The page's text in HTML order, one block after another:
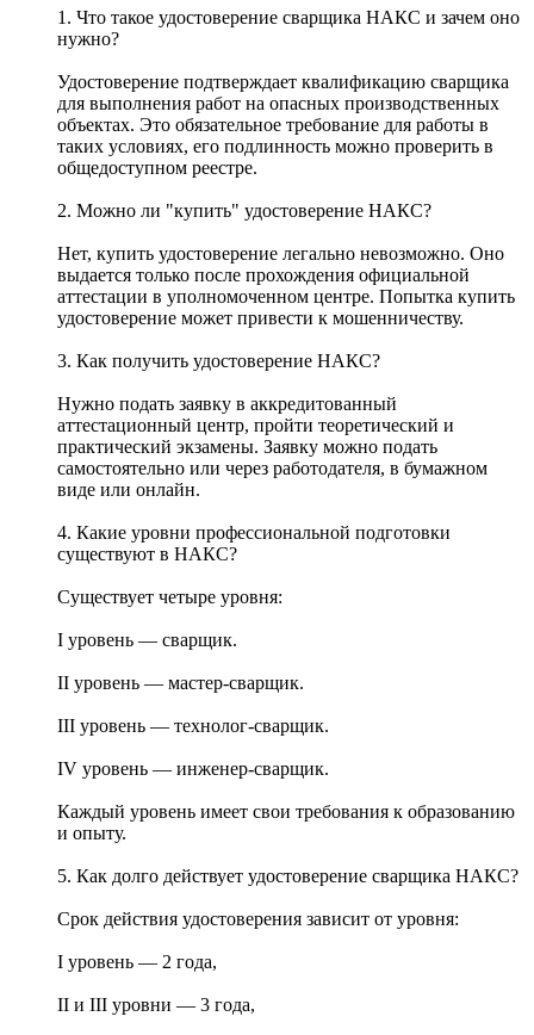
1. Что такое удостоверение сварщика НАКС и зачем оно
нужно?
Удостоверение подтверждает квалификацию сварщика
для выполнения работ на опасных производственных
объектах. Это обязательное требование для работы в
таких условиях, его подлинность можно проверить в
общедоступном реестре.
2. Можно ли "купить" удостоверение НАКС?
Нет, купить удостоверение легально невозможно. Оно
выдается только после прохождения официальной
аттестации в уполномоченном центре. Попытка купить
удостоверение может привести к мошенничеству.
3. Как получить удостоверение НАКС?
Нужно подать заявку в аккредитованный
аттестационный центр, пройти теоретический и
практический экзамены. Заявку можно подать
самостоятельно или через работодателя, в бумажном
виде или онлайн.
4. Какие уровни профессиональной подготовки
существуют в НАКС?
Существует четыре уровня:
I уровень — сварщик.
II уровень — мастер-сварщик.
III уровень — технолог-сварщик.
IV уровень — инженер-сварщик.
Каждый уровень имеет свои требования к образованию
и опыту.
5. Как долго действует удостоверение сварщика НАКС?
Срок действия удостоверения зависит от уровня:
I уровень — 2 года,
II и III уровни — 3 года,